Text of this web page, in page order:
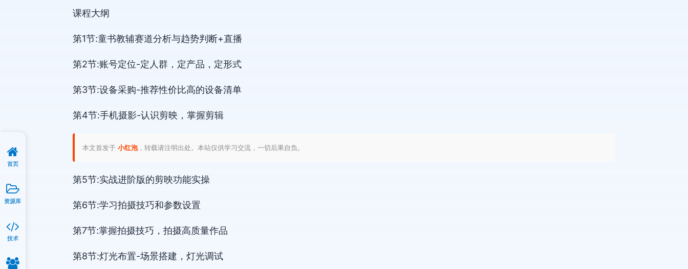
课程大纲
第1节:童书教辅赛道分析与趋势判断+直播
第2节:账号定位-定人群，定产品，定形式
第3节:设备采购-推荐性价比高的设备清单
第4节:手机摄影-认识剪映，掌握剪辑
本文首发于 小红泡，转载请注明出处。本站仅供学习交流，一切后果自负。
第5节:实战进阶版的剪映功能实操
第6节:学习拍摄技巧和参数设置
第7节:掌握拍摄技巧，拍摄高质量作品
第8节:灯光布置-场景搭建，灯光调试
首页
资源库
技术